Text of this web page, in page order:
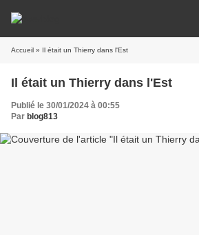
Accueil » Il était un Thierry dans l'Est
Il était un Thierry dans l'Est
Publié le 30/01/2024 à 00:55
Par blog813